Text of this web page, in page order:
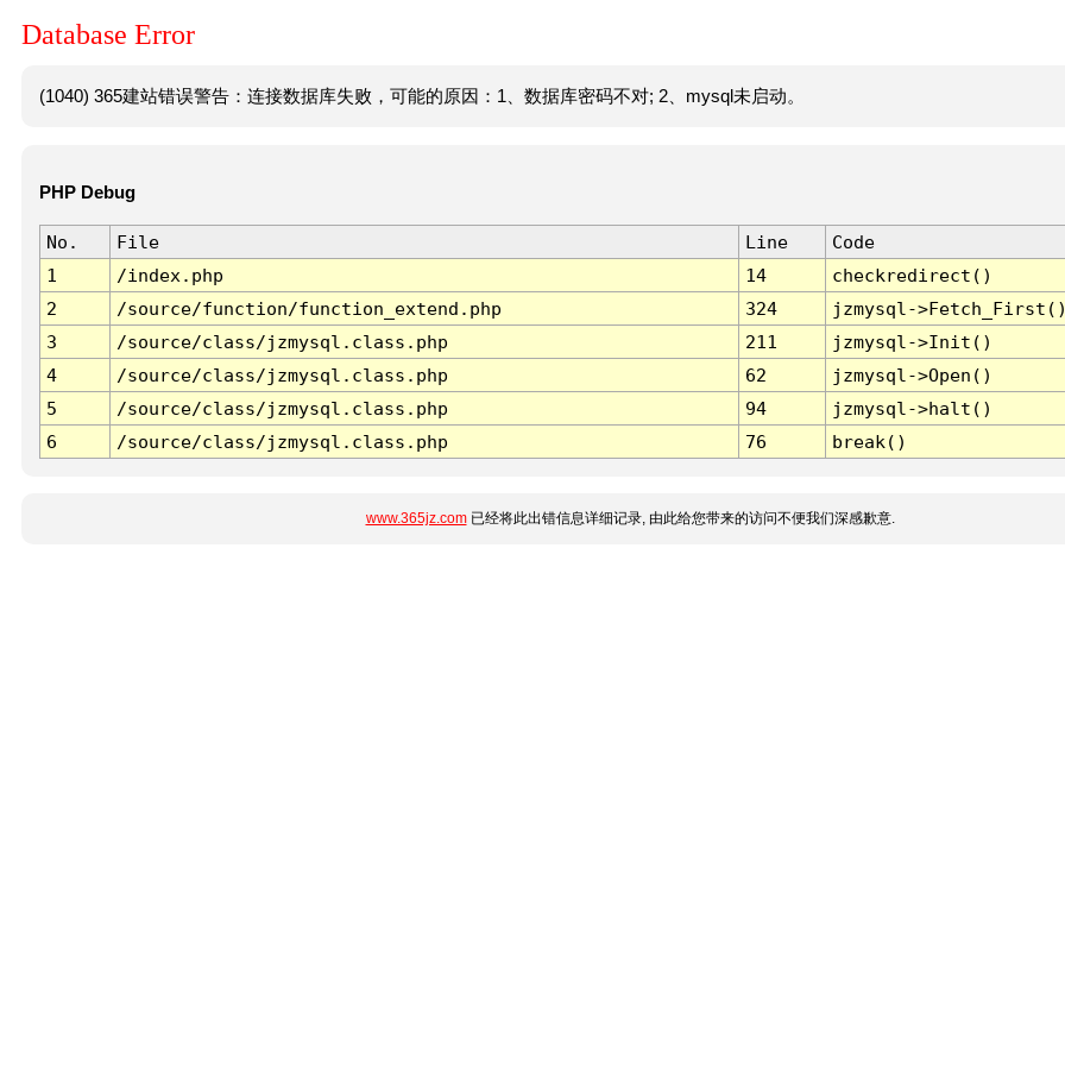
Database Error
(1040) 365建站错误警告：连接数据库失败，可能的原因：1、数据库密码不对; 2、mysql未启动。
PHP Debug
No. File Line
Code
1
/index.php 14
checkredirect()
2
/source/function/function_extend.php 324
jzmysql-
3
/source/class/jzmysql.class.php 211
jzmysql->Init()
4
/source/class/jzmysql.class.php 62
jzmysql->Open()
5
/source/class/jzmysql.class.php 94
jzmysql->halt()
6
/source/class/jzmysql.class.php 76 break()
www.365jz.com已经将此出错信息详细记录, 由此给您带来的访问不便我们深感歉意.